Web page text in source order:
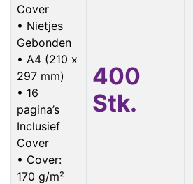
Cover
• Nietjes
Gebonden
• A4 (210 x
297 mm)
• 16
pagina’s
Inclusief
Cover
• Cover:
170 g/m²
400
Stk.